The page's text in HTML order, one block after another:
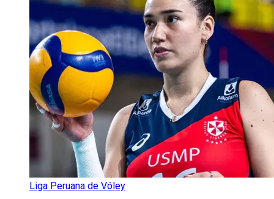
Liga Peruana de Vóley